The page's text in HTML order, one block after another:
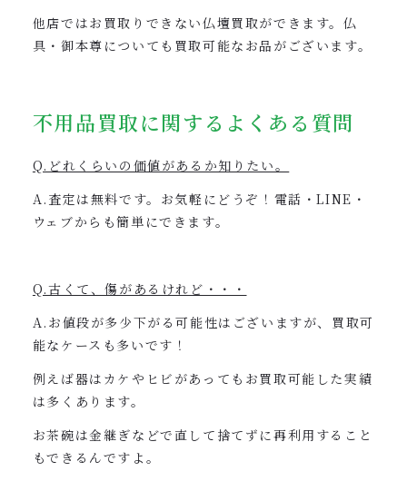
他店ではお買取りできない仏壇買取ができます。仏
具・御本尊についても買取可能なお品がございます。
不用品買取に関するよくある質問
Q.どれくらいの価値があるか知りたい。
A.査定は無料です。お気軽にどうぞ！電話・LINE・
ウェブからも簡単にできます。
Q.古くて、傷があるけれど・・・
A.お値段が多少下がる可能性はございますが、買取可
能なケースも多いです！
例えば器はカケやヒビがあってもお買取可能した実績
は多くあります。
お茶碗は金継ぎなどで直して捨てずに再利用すること
もできるんですよ。